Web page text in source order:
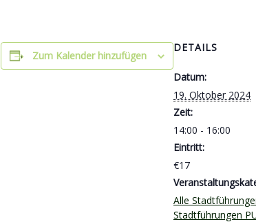
Zum Kalender hinzufügen
DETAILS
Datum:
19. Oktober 2024
Zeit:
14:00 - 16:00
Eintritt:
€17
Alle
Stadtführungen